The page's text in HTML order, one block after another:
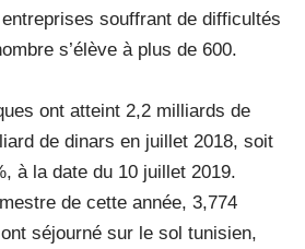
souffrant de difficultés
s’élève à plus de 600.
ont atteint 2,2 milliards de
de dinars en juillet 2018, soit
à la date du 10 juillet 2019.
de cette année, 3,774
séjourné sur le sol tunisien,